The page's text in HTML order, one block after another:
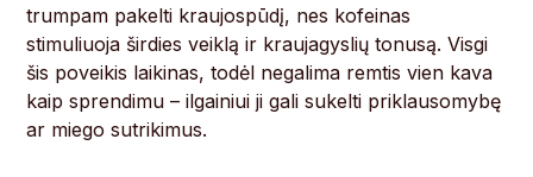
trumpam pakelti kraujospūdį, nes kofeinas
stimuliuoja širdies veiklą ir kraujagyslių tonusą. Visgi
šis poveikis laikinas, todėl negalima remtis vien kava
kaip sprendimu – ilgainiui ji gali sukelti priklausomybę
ar miego sutrikimus.